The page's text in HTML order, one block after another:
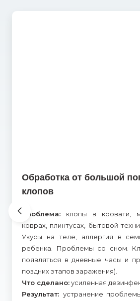
Обработка от большой
клопов
Проблема: клопы в кровати,
коврах, плинтусах, бытовой
Укусы на теле, аллергия в
ребенка. Проблемы со сном.
появляться в дневные часы и
поздних этапов заражения).
Что сделано:усиленная
Результат: устранение